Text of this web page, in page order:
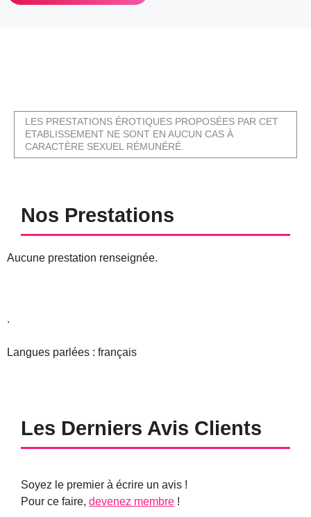
LES PRESTATIONS ÉROTIQUES PROPOSÉES PAR CET
ETABLISSEMENT NE SONT EN AUCUN CAS À
CARACTÈRE SEXUEL RÉMUNÉRÉ.
Nos Prestations
Aucune prestation renseignée.
.
Langues parlées : français
Les Derniers Avis Clients
Soyez le premier à écrire un avis !
Pour ce faire, devenez membre !